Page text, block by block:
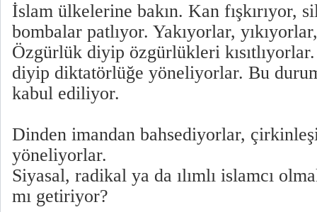
İslam ülkelerine bakın. Kan fışkırıyor,
bombalar patlıyor. Yakıyorlar,
Özgürlük diyip özgürlükleri
diyip diktatörlüğe yöneliyorlar. Bu
kabul ediliyor.
Dinden imandan bahsediyorlar,
yöneliyorlar.
Siyasal, radikal ya da ılımlı islamcı
mı getiriyor?